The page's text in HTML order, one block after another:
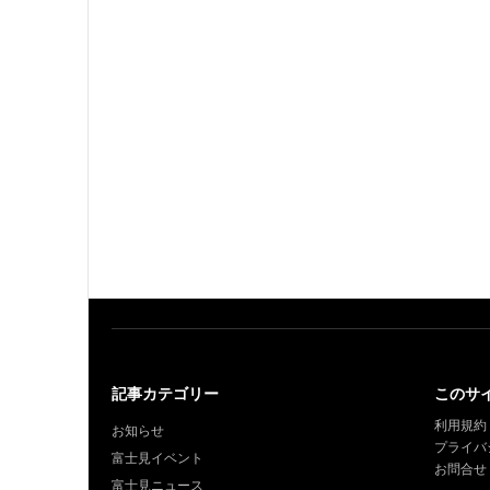
記事カテゴリー
お知らせ
富士見イベント
富士見ニュース
このサ
利用規約
プライ
お問合せ